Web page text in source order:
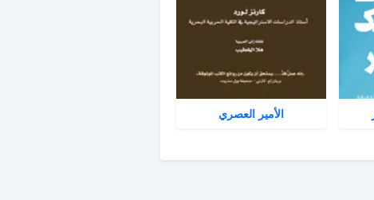
الأمير العصري